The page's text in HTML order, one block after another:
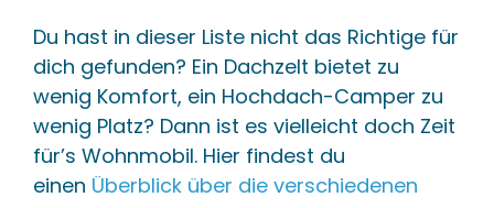
Du hast in dieser Liste nicht das Richtige für
dich gefunden? Ein Dachzelt bietet zu
wenig Komfort, ein Hochdach-Camper zu
wenig Platz? Dann ist es vielleicht doch Zeit
für’s Wohnmobil. Hier findest du
einen Überblick über die verschiedenen